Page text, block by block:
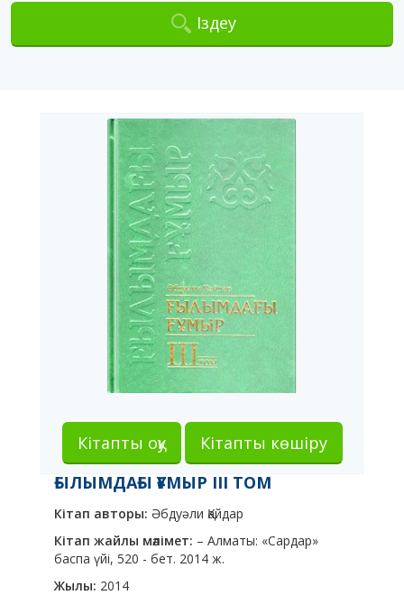
Іздеу
Кітапты оқу
Кітапты көшіру
ҒЫЛЫМДАҒЫ ҒҰМЫР III ТОМ
Кітап авторы: Әбдуәли Қайдар
Кітап жайлы мәлімет: – Алматы: «Сардар»
баспа үйі, 520 - бет. 2014 ж.
Жылы: 2014